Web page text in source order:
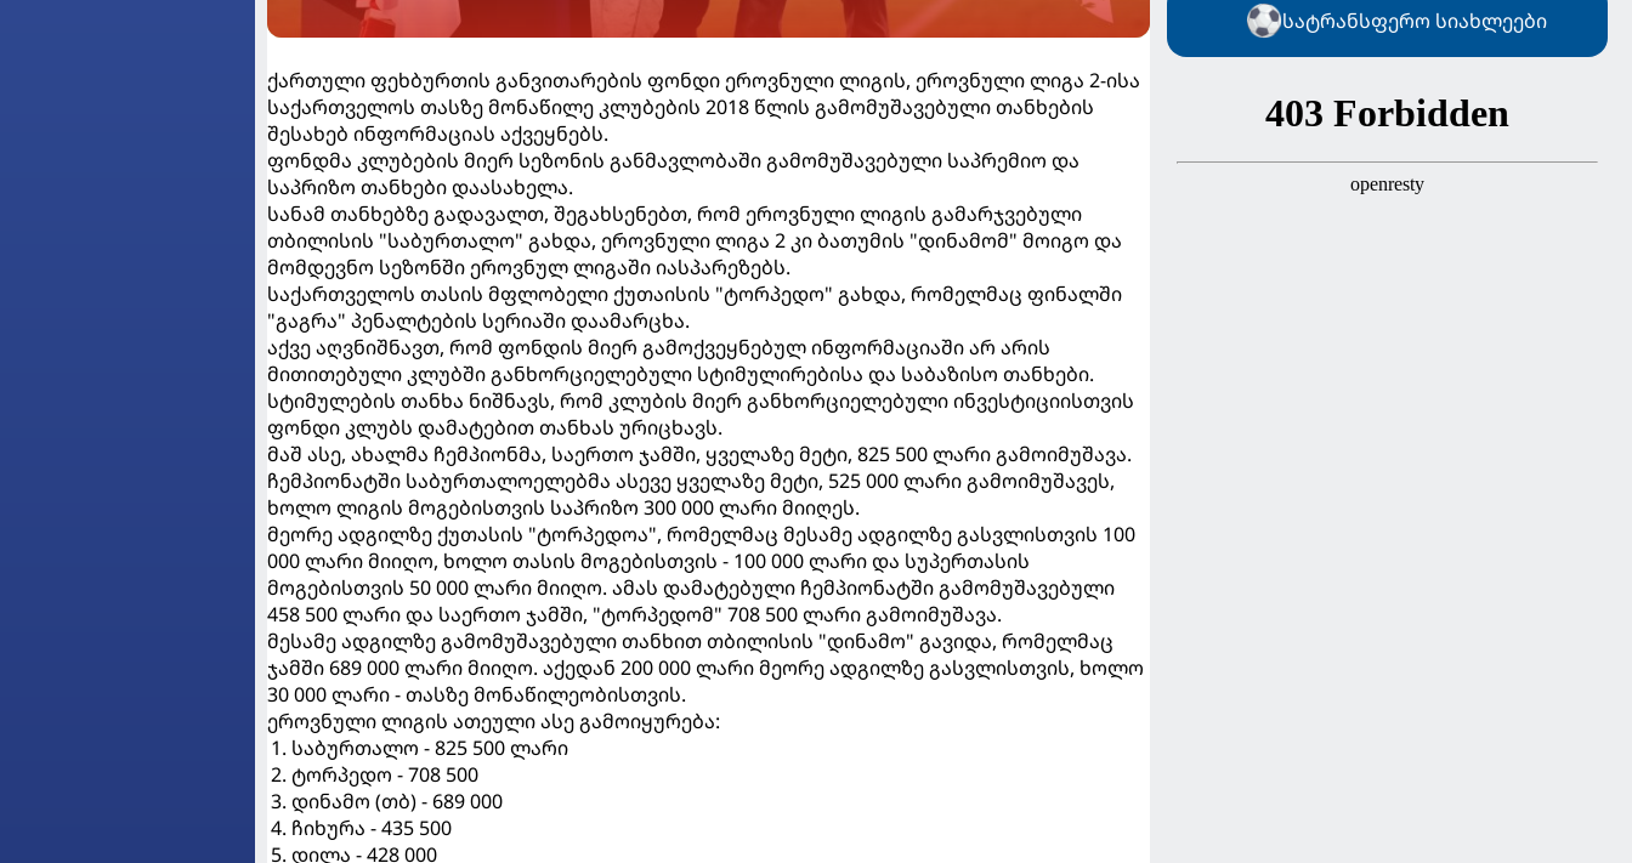
ქართული ფეხბურთის განვითარების ფონდი ეროვნული ლიგის, ეროვნული ლიგა 2-ისა
საქართველოს თასზე მონაწილე კლუბების 2018 წლის გამომუშავებული თანხების
შესახებ ინფორმაციას აქვეყნებს.
ფონდმა კლუბების მიერ სეზონის განმავლობაში გამომუშავებული საპრემიო და
საპრიზო თანხები დაასახელა.
სანამ თანხებზე გადავალთ, შეგახსენებთ, რომ ეროვნული ლიგის გამარჯვებული
თბილისის "საბურთალო" გახდა, ეროვნული ლიგა 2 კი ბათუმის "დინამომ" მოიგო და
მომდევნო სეზონში ეროვნულ ლიგაში იასპარეზებს.
საქართველოს თასის მფლობელი ქუთაისის "ტორპედო" გახდა, რომელმაც ფინალში
"გაგრა" პენალტების სერიაში დაამარცხა.
აქვე აღვნიშნავთ, რომ ფონდის მიერ გამოქვეყნებულ ინფორმაციაში არ არის
მითითებული კლუბში განხორციელებული სტიმულირებისა და საბაზისო თანხები.
სტიმულების თანხა ნიშნავს, რომ კლუბის მიერ განხორციელებული ინვესტიციისთვის
ფონდი კლუბს დამატებით თანხას ურიცხავს.
მაშ ასე, ახალმა ჩემპიონმა, საერთო ჯამში, ყველაზე მეტი, 825 500 ლარი გამოიმუშავა.
ჩემპიონატში საბურთალოელებმა ასევე ყველაზე მეტი, 525 000 ლარი გამოიმუშავეს,
ხოლო ლიგის მოგებისთვის საპრიზო 300 000 ლარი მიიღეს.
მეორე ადგილზე ქუთასის "ტორპედოა", რომელმაც მესამე ადგილზე გასვლისთვის 100
000 ლარი მიიღო, ხოლო თასის მოგებისთვის - 100 000 ლარი და სუპერთასის
მოგებისთვის 50 000 ლარი მიიღო. ამას დამატებული ჩემპიონატში გამომუშავებული
458 500 ლარი და საერთო ჯამში, "ტორპედომ" 708 500 ლარი გამოიმუშავა.
მესამე ადგილზე გამომუშავებული თანხით თბილისის "დინამო" გავიდა, რომელმაც
ჯამში 689 000 ლარი მიიღო. აქედან 200 000 ლარი მეორე ადგილზე გასვლისთვის, ხოლო
30 000 ლარი - თასზე მონაწილეობისთვის.
ეროვნული ლიგის ათეული ასე გამოიყურება:
საბურთალო - 825 500 ლარი
ტორპედო - 708 500
დინამო (თბ) - 689 000
ჩიხურა - 435 500
დილა - 428 000
სატრანსფერო სიახლეები